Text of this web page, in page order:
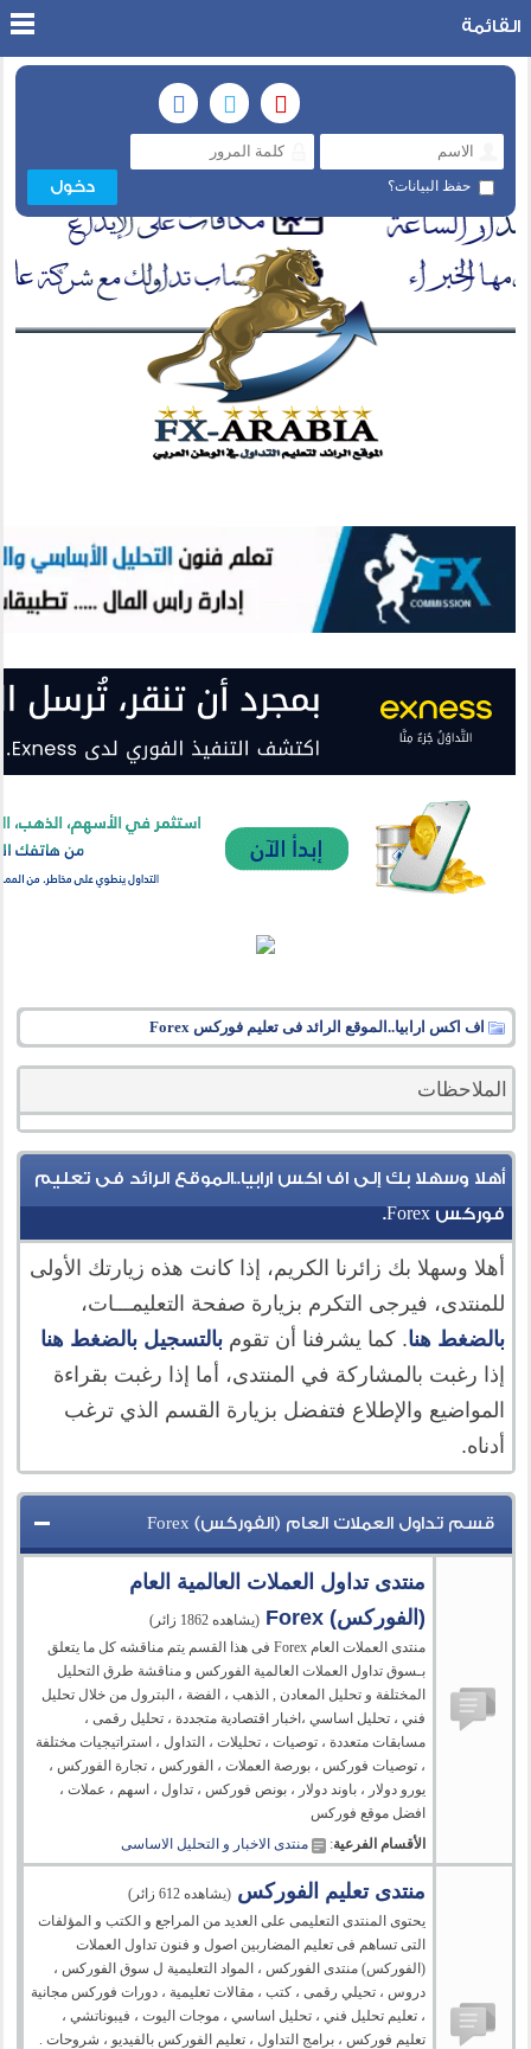
حفظ البيانات؟
القائمة
اف اكس ارابيا..الموقع الرائد فى تعليم فوركس Forex
الملاحظات
أهلا وسهلا بك إلى اف اكس ارابيا..الموقع الرائد فى تعليم
فوركس Forex.
أهلا وسهلا بك زائرنا الكريم، إذا كانت هذه زيارتك الأولى
للمنتدى، فيرجى التكرم بزيارة صفحة التعليمـــات،
بالضغط هنا. كما يشرفنا أن تقومبالتسجيل بالضغط هنا
إذا رغبت بالمشاركة في المنتدى، أما إذا رغبت بقراءة
المواضيع والإطلاع فتفضل بزيارة القسم الذي ترغب
أدناه.
قسم تداول العملات العام (الفوركس) Forex
منتدى تداول العملات العالمية العام
(الفوركس) Forex
(يشاهده 1862 زائر)
منتدى العملات العام Forex فى هذا القسم يتم مناقشه كل ما يتعلق
بـسوق تداول العملات العالمية الفوركس و مناقشة طرق التحليل
المختلفة و تحليل المعادن , الذهب ، الفضة ، البترول من خلال تحليل
فني ، تحليل اساسي ،اخبار اقتصادية متجددة ، تحليل رقمى ،
مسابقات متعددة ، توصيات ، تحليلات ، التداول ، استراتيجيات مختلفة
، توصيات فوركس ، بورصة العملات ، الفوركس ، تجارة الفوركس ،
يورو دولار ، باوند دولار ، بونص فوركس ، تداول ، اسهم ، عملات ،
افضل موقع فوركس
الأقسام الفرعية: منتدى الاخبار و التحليل الاساسى
منتدى تعليم الفوركس (يشاهده 612 زائر)
يحتوى المنتدى التعليمى على العديد من المراجع و الكتب و المؤلفات
التى تساهم فى تعليم المضاربين اصول و فنون تداول العملات
(الفوركس) منتدى الفوركس ، المواد التعليمية ل سوق الفوركس ،
دروس ، تحيلي رقمى ، كتب ، مقالات تعليمية ، دورات فوركس مجانية
، تعليم تحليل فني ، تحليل اساسي ، موجات اليوت ، فيبوناتشي ،
تعليم فوركس ، برامج التداول ، تعليم الفوركس بالفيديو ، شروحات .